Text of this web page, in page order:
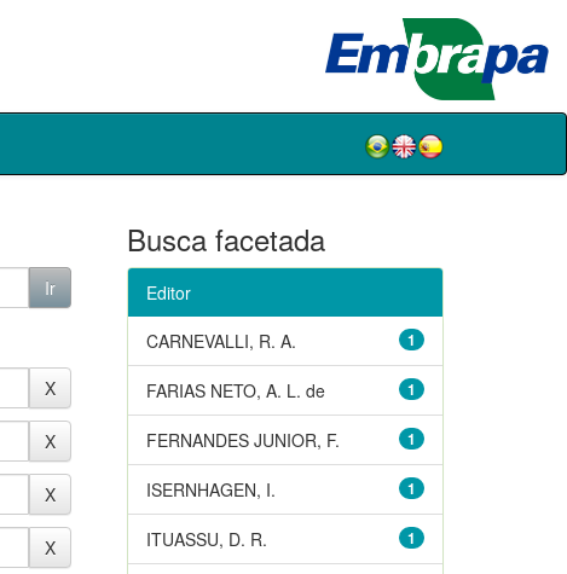
Busca facetada
Editor
1
CARNEVALLI, R. A.
1
FARIAS NETO, A. L. de
1
FERNANDES JUNIOR, F.
1
ISERNHAGEN, I.
1
ITUASSU, D. R.